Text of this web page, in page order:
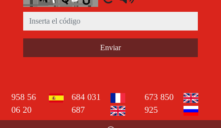
Enviar
958 56
06 20
684 031
687
673 850
925